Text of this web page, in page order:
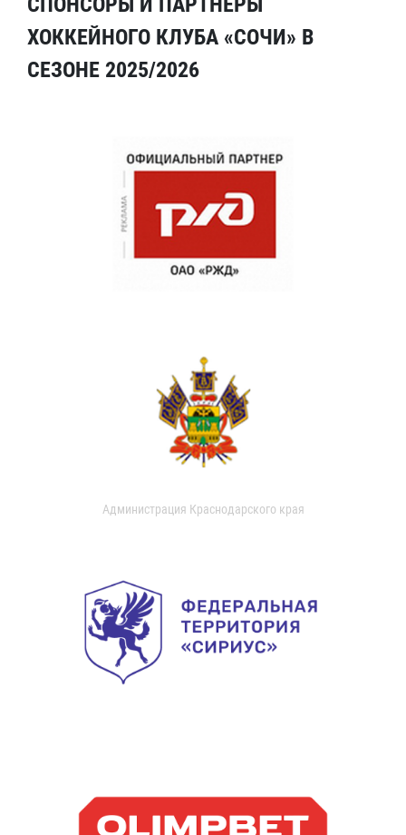
ХОККЕЙНОГО КЛУБА «СОЧИ» В
СЕЗОНЕ 2025/2026
Администрация Краснодарского края